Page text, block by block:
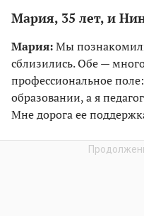
Мария, 35 лет, и
Мария:Мы
сблизились. Обе —
профессиональное
образовании, а я
Мне дорога ее